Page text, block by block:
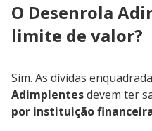
O Desenrola
limite de valor?
Sim. As dívidas
Adimplentesdevem ter
por instituição